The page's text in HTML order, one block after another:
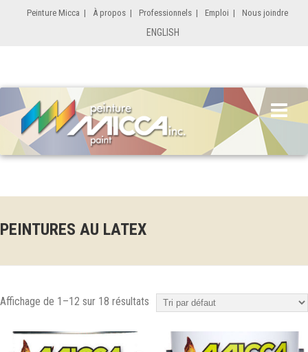
Peinture Micca | À propos | Professionnels | Emploi | Nous joindre
ENGLISH
PEINTURES AU LATEX
Affichage de 1–12 sur 18 résultats